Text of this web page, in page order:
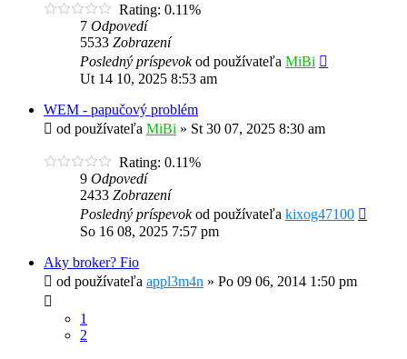
Rating: 0.11%
7 Odpovedí
5533 Zobrazení
Posledný príspevokod používateľa MiBi
Ut 14 10, 2025 8:53 am
WEM - papučový problém
od používateľa MiBi » St 30 07, 2025 8:30 am
Rating: 0.11%
9 Odpovedí
2433 Zobrazení
Posledný príspevokod používateľa kixog47100
So 16 08, 2025 7:57 pm
Aky broker? Fio
od používateľa appl3m4n » Po 09 06, 2014 1:50 pm
1
2